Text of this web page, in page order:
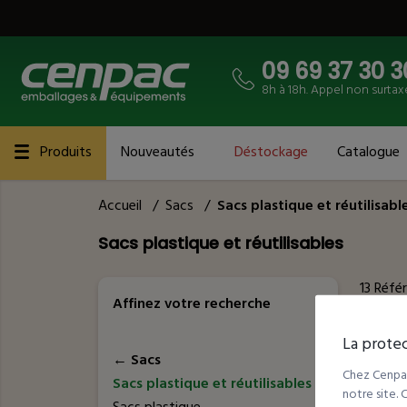
09 69 37 30
8h à 18h. Appel non
Produits Nouveautés Déstockage Catalogue
Accueil / Sacs / Sacs plastique et
Sacs plastique et réutilisables
Affinez votre recherche
← Sacs
Sacs plastique et réutilisables
13
La
Chez
notre site.